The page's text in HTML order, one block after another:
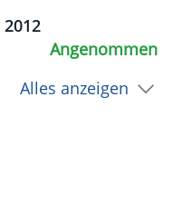
Angenommen
Alles anzeigen